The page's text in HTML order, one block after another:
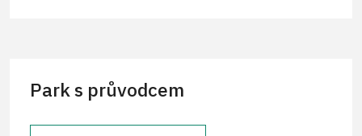
ČR *
Průkaz ICOMOS *
Park s průvodcem